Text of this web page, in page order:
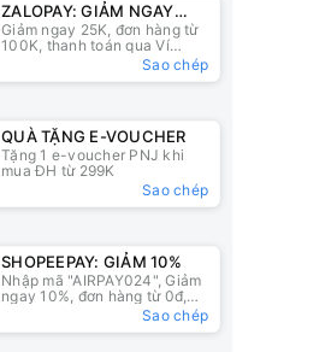
ZALOPAY: GIẢM NGAY
25K
Giảm ngay 25K, đơn hàng từ
100K, thanh toán qua Ví
Sao chép
QUÀ TẶNG E-VOUCHER
Tặng 1 e-voucher PNJ khi
mua ĐH từ 299K
Sao chép
SHOPEEPAY: GIẢM 10%
Nhập mã "AIRPAY024", Giảm
ngay 10%, đơn hàng từ 0đ,
nhập mã tại ví ShopeePay
Sao chép